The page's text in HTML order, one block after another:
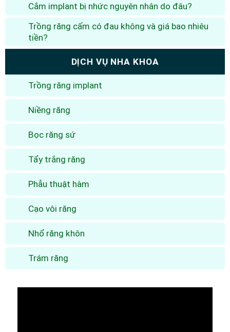
Cắm implant bị nhức nguyên nhân do đâu?
Trồng răng cấm có đau không và giá bao nhiêu
tiền?
DỊCH VỤ NHA KHOA
Trồng răng implant
Niềng răng
Bọc răng sứ
Tẩy trắng răng
Phẫu thuật hàm
Cạo vôi răng
Nhổ răng khôn
Trám răng